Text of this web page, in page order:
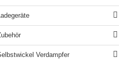
Verdampfer